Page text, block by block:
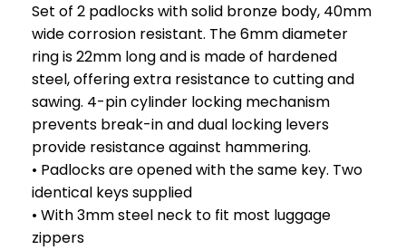
Set of 2 padlocks with solid bronze body, 40mm
wide corrosion resistant. The 6mm diameter
ring is 22mm long and is made of hardened
steel, offering extra resistance to cutting and
sawing. 4-pin cylinder locking mechanism
prevents break-in and dual locking levers
provide resistance against hammering.
• Padlocks are opened with the same key. Two
identical keys supplied
• With 3mm steel neck to fit most luggage
zippers